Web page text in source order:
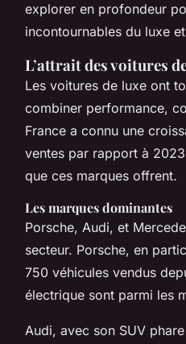
explorer en profondeur
incontournables du luxe
L’attrait des voitures
Les voitures de luxe ont
combiner performance,
France a connu une
ventes par rapport à
que ces marques offrent.
Les marques dominantes
Porsche, Audi, et
secteur. Porsche, en
750 véhicules vendus
électrique sont parmi les
Audi, avec son SUV